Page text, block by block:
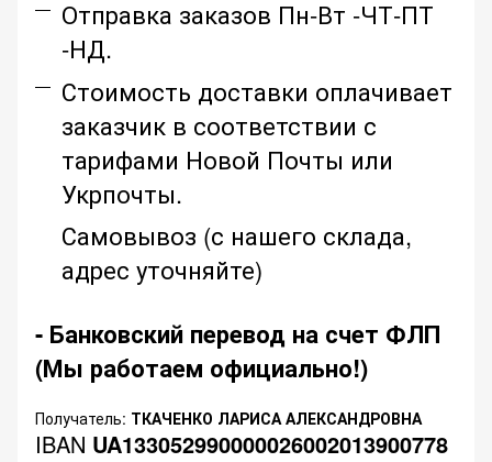
Отправка заказов Пн-Вт -ЧТ-ПТ
-НД.
Стоимость доставки оплачивает
заказчик в соответствии с
тарифами Новой Почты или
Укрпочты.
Самовывоз (с нашего склада,
адрес уточняйте)
- Банковский перевод на счет ФЛП
(Мы работаем официально!)
Получатель: ТКАЧЕНКО ЛАРИСА АЛЕКСАНДРОВНА
IBAN UA133052990000026002013900778